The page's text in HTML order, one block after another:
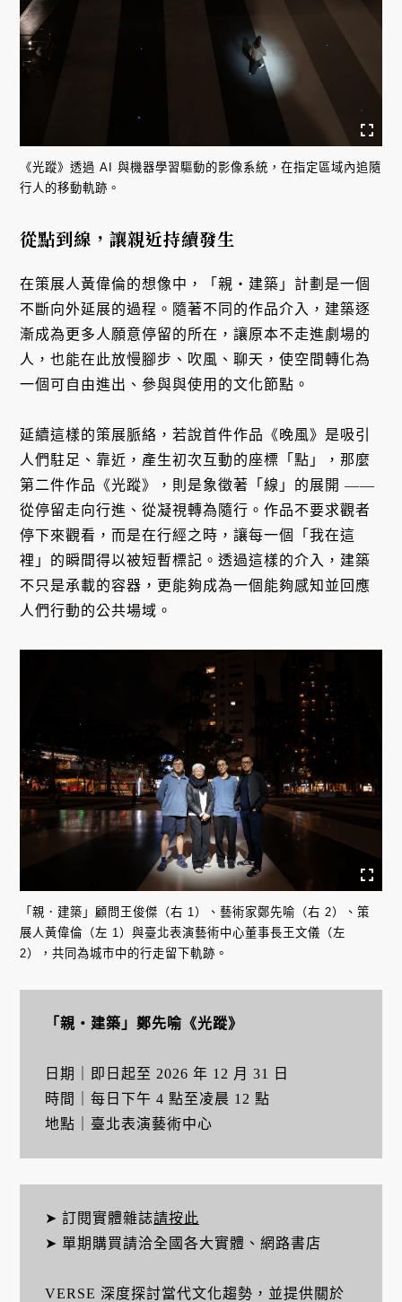
《光蹤》透過 AI 與機器學習驅動的影像系統，在指定區域內追隨
行人的移動軌跡。
從點到線，讓親近持續發生
在策展人黃偉倫的想像中，「親・建築」計劃是一個
不斷向外延展的過程。隨著不同的作品介入，建築逐
漸成為更多人願意停留的所在，讓原本不走進劇場的
人，也能在此放慢腳步、吹風、聊天，使空間轉化為
一個可自由進出、參與與使用的文化節點。
延續這樣的策展脈絡，若說首件作品《晚風》是吸引
人們駐足、靠近，產生初次互動的座標「點」，那麼
第二件作品《光蹤》，則是象徵著「線」的展開 ——
從停留走向行進、從凝視轉為隨行。作品不要求觀者
停下來觀看，而是在行經之時，讓每一個「我在這
裡」的瞬間得以被短暫標記。透過這樣的介入，建築
不只是承載的容器，更能夠成為一個能夠感知並回應
人們行動的公共場域。
「親．建築」顧問王俊傑（右 1）、藝術家鄭先喻（右 2）、策
展人黃偉倫（左 1）與臺北表演藝術中心董事長王文儀（左
2），共同為城市中的行走留下軌跡。
「親・建築」鄭先喻《光蹤》
日期｜即日起至 2026 年 12 月 31 日
時間｜每日下午 4 點至凌晨 12 點
地點｜臺北表演藝術中心
➤ 訂閱實體雜誌請按此
➤ 單期購買請洽全國各大實體、網路書店
VERSE 深度探討當代文化趨勢，並提供關於